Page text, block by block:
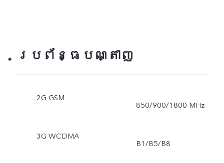
ប្រព័ន្ធបណ្តាញ
2G GSM
850/900/1800 MHz
3G WCDMA
B1/B5/B8